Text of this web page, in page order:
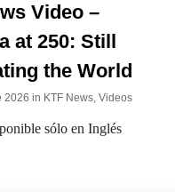
Video –
at 250: Still
the World
2026 in KTF News, Videos
sólo en Inglés